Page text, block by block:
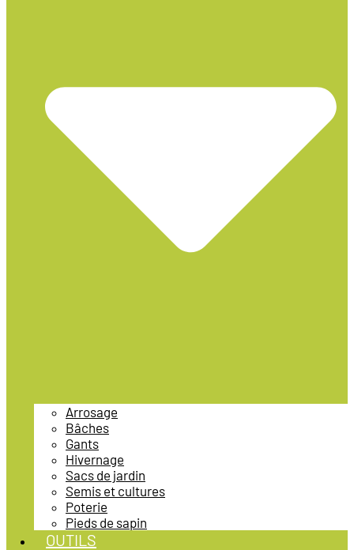
Arrosage
Bâches
Gants
Hivernage
Sacs de jardin
Semis et cultures
Poterie
Pieds de sapin
OUTILS